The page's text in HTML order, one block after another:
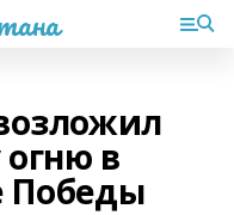
в
Победы